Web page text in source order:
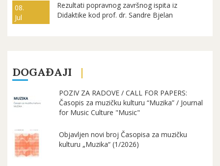
08.
Jul
Rezultati popravnog završnog ispita iz
Didaktike kod prof. dr. Sandre Bjelan
DOGAĐAJI
POZIV ZA RADOVE / CALL FOR PAPERS:
Časopis za muzičku kulturu “Muzika” / Journal
for Music Culture "Music"
Objavljen novi broj Časopisa za muzičku
kulturu „Muzika“ (1/2026)